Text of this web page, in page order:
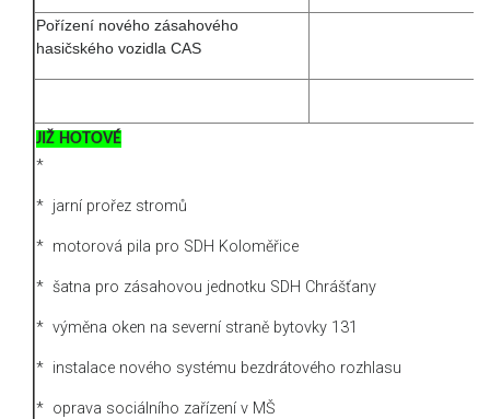
Pořízení nového zásahového
hasičského vozidla CAS
JIŽ HOTOVÉ
*
* jarní prořez stromů
* motorová pila pro SDH Koloměřice
* šatna pro zásahovou jednotku SDH Chrášťany
* výměna oken na severní straně bytovky 131
* instalace nového systému bezdrátového rozhlasu
* oprava sociálního zařízení v MŠ